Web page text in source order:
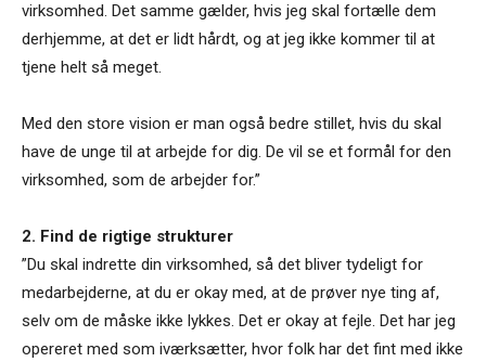
virksomhed. Det samme gælder, hvis jeg skal fortælle dem
derhjemme, at det er lidt hårdt, og at jeg ikke kommer til at
tjene helt så meget.
Med den store vision er man også bedre stillet, hvis du skal
have de unge til at arbejde for dig. De vil se et formål for den
virksomhed, som de arbejder for.”
2. Find de rigtige strukturer
”Du skal indrette din virksomhed, så det bliver tydeligt for
medarbejderne, at du er okay med, at de prøver nye ting af,
selv om de måske ikke lykkes. Det er okay at fejle. Det har jeg
opereret med som iværksætter, hvor folk har det fint med ikke